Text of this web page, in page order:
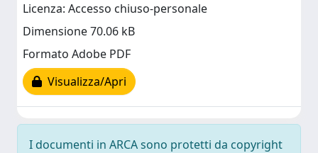
Licenza: Accesso chiuso-personale
Dimensione 70.06 kB
Formato Adobe PDF
Visualizza/Apri
I documenti in ARCA sono protetti da copyright